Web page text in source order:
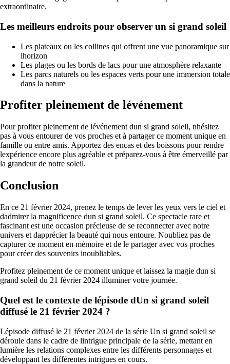
extraordinaire.
Les meilleurs endroits pour observer un si grand soleil
Les plateaux ou les collines qui offrent une vue panoramique sur
lhorizon
Les plages ou les bords de lacs pour une atmosphère relaxante
Les parcs naturels ou les espaces verts pour une immersion totale
dans la nature
Profiter pleinement de lévénement
Pour profiter pleinement de lévénement dun si grand soleil, nhésitez
pas à vous entourer de vos proches et à partager ce moment unique en
famille ou entre amis. Apportez des encas et des boissons pour rendre
lexpérience encore plus agréable et préparez-vous à être émerveillé par
la grandeur de notre soleil.
Conclusion
En ce 21 février 2024, prenez le temps de lever les yeux vers le ciel et
dadmirer la magnificence dun si grand soleil. Ce spectacle rare et
fascinant est une occasion précieuse de se reconnecter avec notre
univers et dapprécier la beauté qui nous entoure. Noubliez pas de
capturer ce moment en mémoire et de le partager avec vos proches
pour créer des souvenirs inoubliables.
Profitez pleinement de ce moment unique et laissez la magie dun si
grand soleil du 21 février 2024 illuminer votre journée.
Quel est le contexte de lépisode dUn si grand soleil
diffusé le 21 février 2024 ?
Lépisode diffusé le 21 février 2024 de la série Un si grand soleil se
déroule dans le cadre de lintrigue principale de la série, mettant en
lumière les relations complexes entre les différents personnages et
développant les différentes intrigues en cours.